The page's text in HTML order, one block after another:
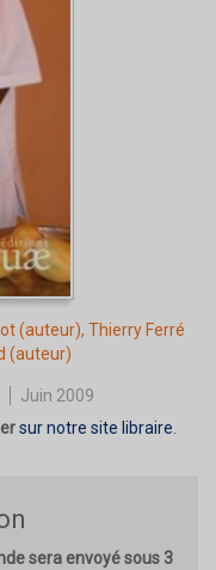
(auteur), Thierry Ferré
(auteur)
Juin 2009
sur notre site libraire.
sera envoyé sous 3